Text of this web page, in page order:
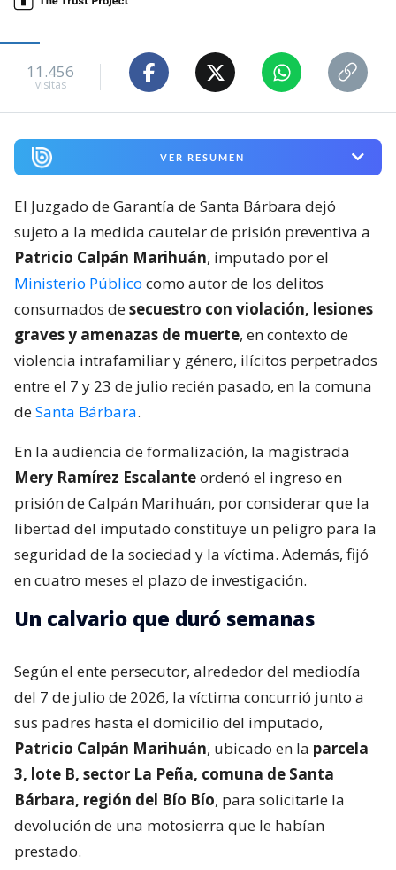
11.456
visitas
VER RESUMEN
El Juzgado de Garantía de Santa Bárbara dejó
sujeto a la medida cautelar de prisión preventiva a
Patricio Calpán Marihuán, imputado por el
Ministerio Público como autor de los delitos
consumados desecuestro con violación, lesiones
graves y amenazas de muerte, en contexto de
violencia intrafamiliar y género, ilícitos perpetrados
entre el 7 y 23 de julio recién pasado, en la comuna
deSanta Bárbara.
En la audiencia de formalización, la magistrada
Mery Ramírez Escalanteordenó el ingreso en
prisión de Calpán Marihuán, por considerar que la
libertad del imputado constituye un peligro para la
seguridad de la sociedad y la víctima. Además, fijó
en cuatro meses el plazo de investigación.
Un calvario que duró semanas
Según el ente persecutor, alrededor del mediodía
del 7 de julio de 2026, la víctima concurrió junto a
sus padres hasta el domicilio del imputado,
Patricio Calpán Marihuán, ubicado en la parcela
3, lote B, sector La Peña, comuna de Santa
Bárbara, región del Bío Bío, para solicitarle la
devolución de una motosierra que le habían
prestado.